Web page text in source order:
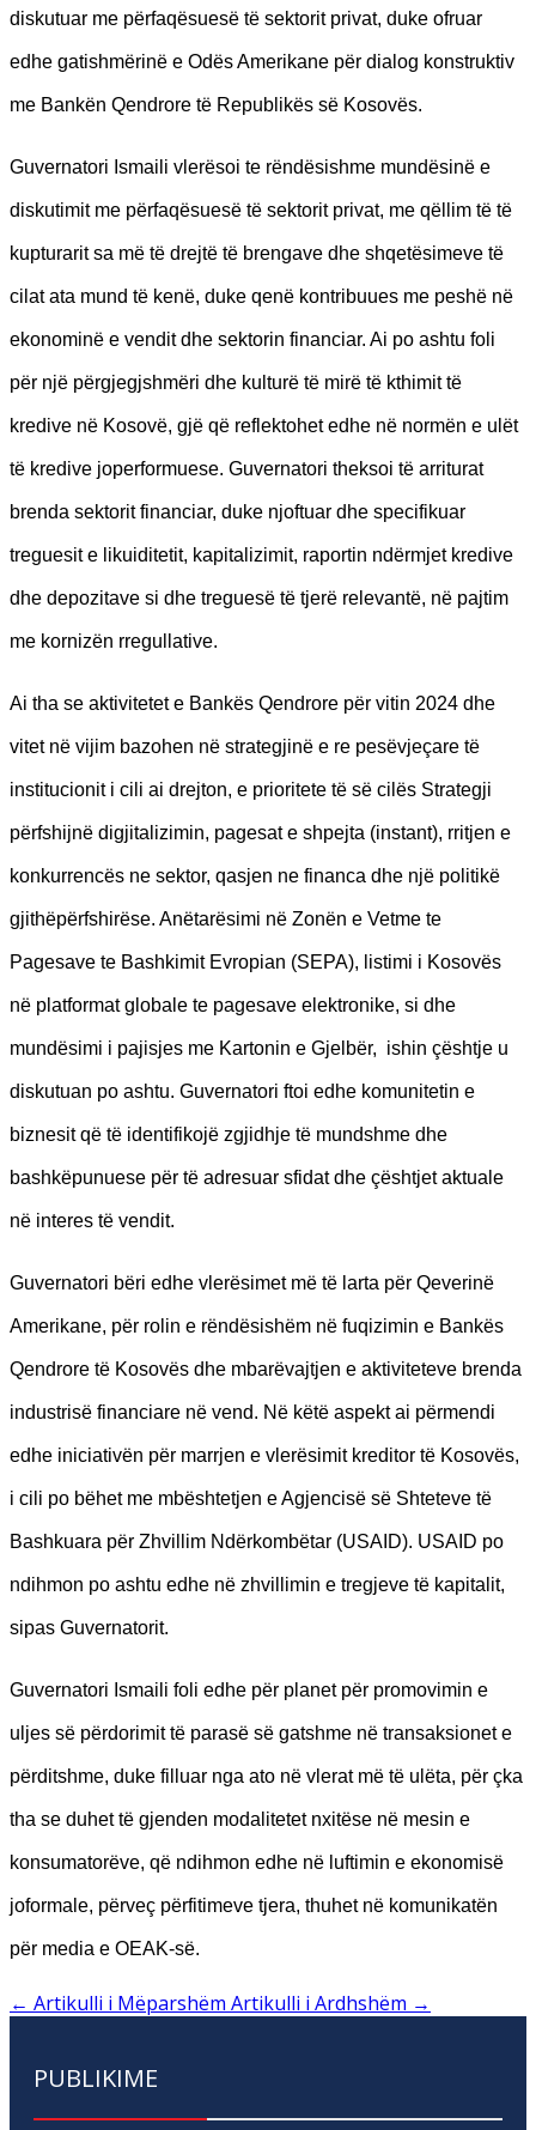
diskutuar me përfaqësuesë të sektorit privat, duke ofruar
edhe gatishmërinë e Odës Amerikane për dialog konstruktiv
me Bankën Qendrore të Republikës së Kosovës.
Guvernatori Ismaili vlerësoi te rëndësishme mundësinë e
diskutimit me përfaqësuesë të sektorit privat, me qëllim të të
kupturarit sa më të drejtë të brengave dhe shqetësimeve të
cilat ata mund të kenë, duke qenë kontribuues me peshë në
ekonominë e vendit dhe sektorin financiar. Ai po ashtu foli
për një përgjegjshmëri dhe kulturë të mirë të kthimit të
kredive në Kosovë, gjë që reflektohet edhe në normën e ulët
të kredive joperformuese. Guvernatori theksoi të arriturat
brenda sektorit financiar, duke njoftuar dhe specifikuar
treguesit e likuiditetit, kapitalizimit, raportin ndërmjet kredive
dhe depozitave si dhe treguesë të tjerë relevantë, në pajtim
me kornizën rregullative.
Ai tha se aktivitetet e Bankës Qendrore për vitin 2024 dhe
vitet në vijim bazohen në strategjinë e re pesëvjeçare të
institucionit i cili ai drejton, e prioritete të së cilës Strategji
përfshijnë digjitalizimin, pagesat e shpejta (instant), rritjen e
konkurrencës ne sektor, qasjen ne financa dhe një politikë
gjithëpërfshirëse. Anëtarësimi në Zonën e Vetme te
Pagesave te Bashkimit Evropian (SEPA), listimi i Kosovës
në platformat globale te pagesave elektronike, si dhe
mundësimi i pajisjes me Kartonin e Gjelbër, ishin çështje u
diskutuan po ashtu. Guvernatori ftoi edhe komunitetin e
biznesit që të identifikojë zgjidhje të mundshme dhe
bashkëpunuese për të adresuar sfidat dhe çështjet aktuale
në interes të vendit.
Guvernatori bëri edhe vlerësimet më të larta për Qeverinë
Amerikane, për rolin e rëndësishëm në fuqizimin e Bankës
Qendrore të Kosovës dhe mbarëvajtjen e aktiviteteve brenda
industrisë financiare në vend. Në këtë aspekt ai përmendi
edhe iniciativën për marrjen e vlerësimit kreditor të Kosovës,
i cili po bëhet me mbështetjen e Agjencisë së Shteteve të
Bashkuara për Zhvillim Ndërkombëtar (USAID). USAID po
ndihmon po ashtu edhe në zhvillimin e tregjeve të kapitalit,
sipas Guvernatorit.
Guvernatori Ismaili foli edhe për planet për promovimin e
uljes së përdorimit të parasë së gatshme në transaksionet e
përditshme, duke filluar nga ato në vlerat më të ulëta, për çka
tha se duhet të gjenden modalitetet nxitëse në mesin e
konsumatorëve, që ndihmon edhe në luftimin e ekonomisë
joformale, përveç përfitimeve tjera, thuhet në komunikatën
për media e OEAK-së.
← Artikulli i Mëparshëm Artikulli i Ardhshëm →
PUBLIKIME